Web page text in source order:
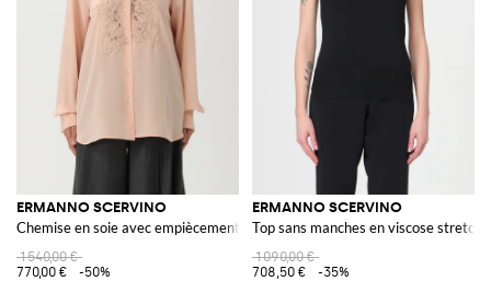
ERMANNO SCERVINO
Chemise en soie avec empiècements en dentelle
1 540,00 €
770,00 €
-50%
ERMANNO SCERVINO
Top sans manches en viscose stretch
1 090,00 €
708,50 €
-35%